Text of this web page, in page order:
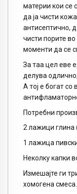
материи кои се
да ја чисти
антисептично,
чисти порите
моменти да се
За таа цел еве
делува
А тој е богат со
Потребни
2 лажици глина
1 лажица
Неколку капки
Измешајте ги
хомогена смеса.